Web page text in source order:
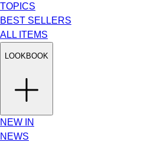
TOPICS
BEST SELLERS
ALL ITEMS
LOOKBOOK
NEW IN
NEWS